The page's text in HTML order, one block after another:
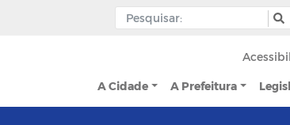
A Cidade A Prefeitura